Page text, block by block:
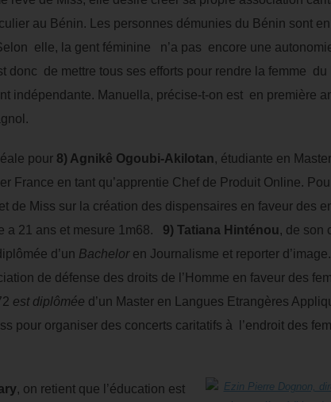
au Bénin. Les personnes démunies du Bénin sont
elle, la gent féminine n’a pas encore une
donc de mettre tous ses efforts pour rendre la femme
indépendante. Manuella, précise-t-on est en première
pour 8) Agnikê Ogoubi-Akilotan, étudiante en
France en tant qu’apprentie Chef de Produit Online.
de Miss sur la création des dispensaires en faveur des
a 21 ans et mesure 1m68.
9) Tatiana Hinténou, de son
d’un Bacheloren Journalisme et reporter
de défense des droits de l’Homme en faveur des
est diplômée d’un Master en Langues Etrangères
pour organiser des concerts caritatifs à l’endroit des
, on retient que l’éducation est